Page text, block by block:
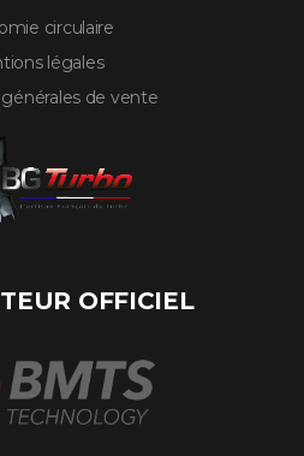
circulaire
légales
de vente
OFFICIEL